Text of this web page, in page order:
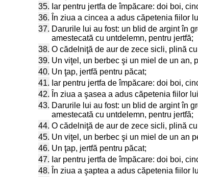
35. Iar pentru jertfa de împăcare: doi boi,
36. În ziua a cincea a adus căpetenia fiilor
37. Darurile lui au fost: un blid de argint în
amestecată cu untdelemn, pentru jertfă;
38. O cădelniţă de aur de zece sicli, plină
39. Un viţel, un berbec şi un miel de un an,
40. Un ţap, jertfă pentru păcat;
41. Iar pentru jertfa de împăcare: doi boi,
42. În ziua a şasea a adus căpetenia fiilor
43. Darurile lui au fost: un blid de argint în
amestecată cu untdelemn, pentru jertfă;
44. O cădelniţă de aur de zece sicli, plină
45. Un viţel, un berbec şi un miel de un an
46. Un ţap, jertfă pentru păcat;
47. Iar pentru jertfa de împăcare: doi boi,
48. În ziua a şaptea a adus căpetenia fiilor